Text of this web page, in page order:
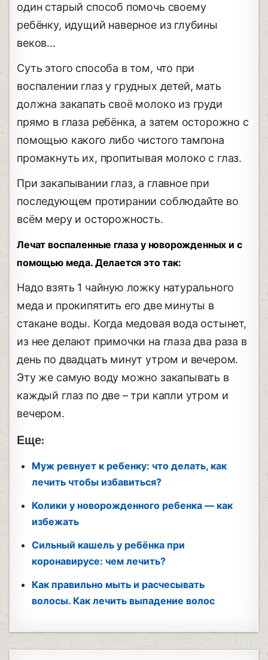
один старый способ помочь своему
ребёнку, идущий наверное из глубины
веков…
Суть этого способа в том, что при
воспалении глаз у грудных детей, мать
должна закапать своё молоко из груди
прямо в глаза ребёнка, а затем осторожно с
помощью какого либо чистого тампона
промакнуть их, пропитывая молоко с глаз.
При закапывании глаз, а главное при
последующем протирании соблюдайте во
всём меру и осторожность.
Лечат воспаленные глаза у новорожденных и с
помощью меда. Делается это так:
Надо взять 1 чайную ложку натурального
меда и прокипятить его две минуты в
стакане воды. Когда медовая вода остынет,
из нее делают примочки на глаза два раза в
день по двадцать минут утром и вечером.
Эту же самую воду можно закапывать в
каждый глаз по две – три капли утром и
вечером.
Еще:
Муж ревнует к ребенку: что делать, как
лечить чтобы избавиться?
Колики у новорожденного ребенка — как
избежать
Сильный кашель у ребёнка при
коронавирусе: чем лечить?
Как правильно мыть и расчесывать
волосы. Как лечить выпадение волос